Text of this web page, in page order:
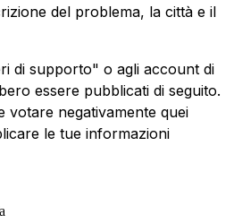
del problema, la città e il
di supporto" o agli account di
essere pubblicati di seguito.
votare negativamente quei
le tue informazioni